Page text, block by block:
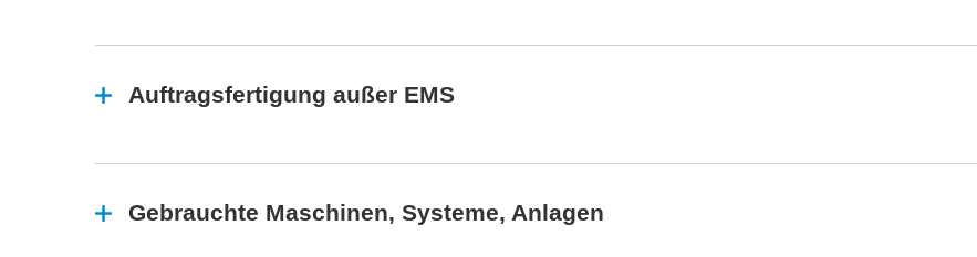
Auftragsfertigung außer EMS
Gebrauchte Maschinen, Systeme, Anlagen